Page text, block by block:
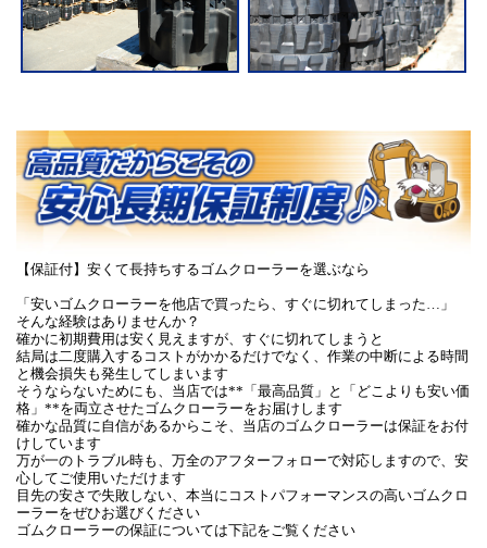
【保証付】安くて長持ちするゴムクローラーを選ぶなら
「安いゴムクローラーを他店で買ったら、すぐに切れてしまった…」
そんな経験はありませんか？
確かに初期費用は安く見えますが、すぐに切れてしまうと
結局は二度購入するコストがかかるだけでなく、作業の中断による時間
と機会損失も発生してしまいます
そうならないためにも、当店では**「最高品質」と「どこよりも安い価
格」**を両立させたゴムクローラーをお届けします
確かな品質に自信があるからこそ、当店のゴムクローラーは保証をお付
けしています
万が一のトラブル時も、万全のアフターフォローで対応しますので、安
心してご使用いただけます
目先の安さで失敗しない、本当にコストパフォーマンスの高いゴムクロ
ーラーをぜひお選びください
ゴムクローラーの保証については下記をご覧ください